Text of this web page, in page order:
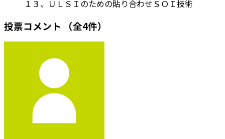
１３、ＵＬＳＩのための貼り合わせＳＯＩ技術
投票コメント （全4件）